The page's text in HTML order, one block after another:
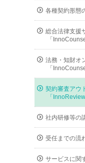
各種契約形態
総合法律支援
「
法務・知財オ
「
契約審査アウ
「InnoReview
社内研修等の
受任までの流
サービスに関